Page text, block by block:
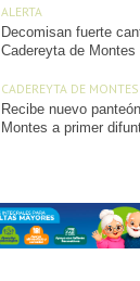
ALERTA
Decomisan fuerte
Cadereyta de Montes
CADEREYTA DE MONTES
Recibe nuevo
Montes a primer